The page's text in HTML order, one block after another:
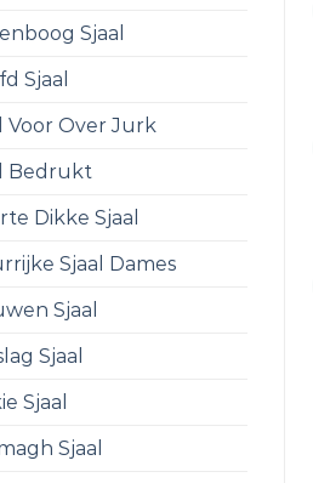
Sjaal
Sjaal
Voor Over Jurk
Bedrukt
Dikke Sjaal
Sjaal Dames
Sjaal
Sjaal
Sjaal
Sjaal